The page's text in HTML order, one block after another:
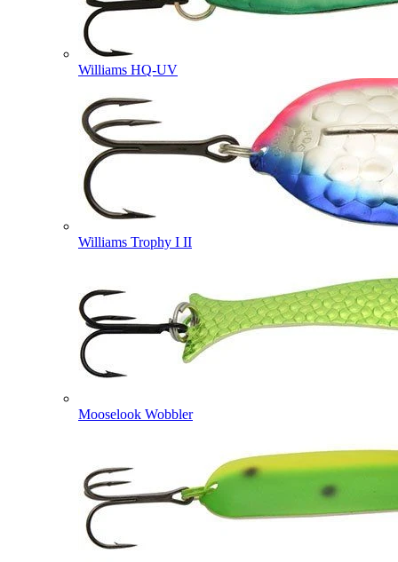
Williams HQ-UV
Williams Trophy I II
Mooselook Wobbler